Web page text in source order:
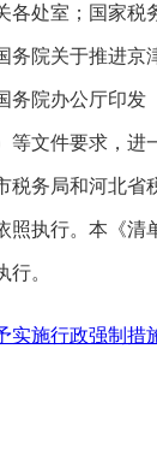
各处室；国家
院关于推进京
务院办公厅印
等文件要求，
税务局和河北
照执行。本《
。
实施行政强制措